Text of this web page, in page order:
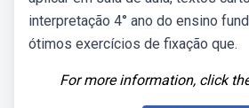
interpretação 4° ano do ensino
ótimos exercícios de fixação que.
For more information, click